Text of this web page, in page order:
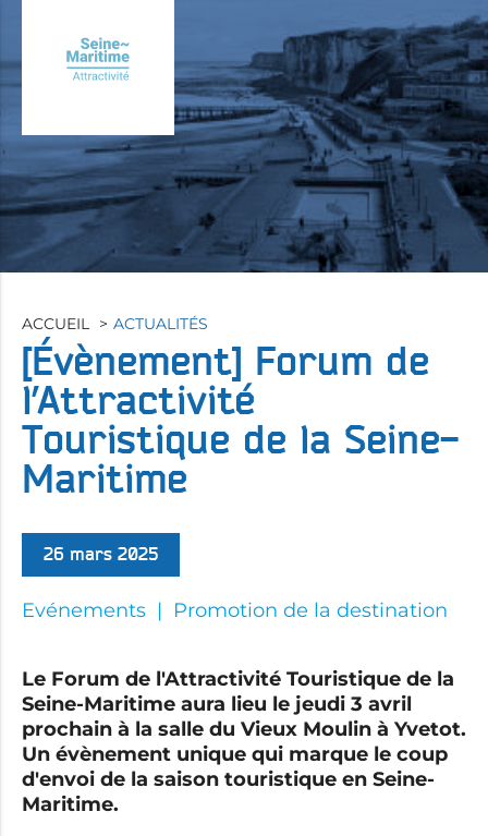
contenu
principal
ACCUEIL ACTUALITÉS
[Évènement] Forum de
l’Attractivité
Touristique de la Seine-
Maritime
26 mars 2025
Evénements Promotion de la destination
Le Forum de l'Attractivité Touristique de la
Seine-Maritime aura lieu le jeudi 3 avril
prochain à la salle du Vieux Moulin à Yvetot.
Un évènement unique qui marque le coup
d'envoi de la saison touristique en Seine-
Maritime.